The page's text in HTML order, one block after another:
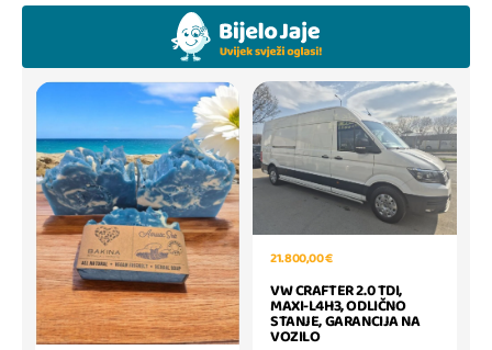
21.800,00 €
VW CRAFTER 2.0 TDI,
MAXI-L4H3, ODLIČNO
STANJE, GARANCIJA NA
VOZILO